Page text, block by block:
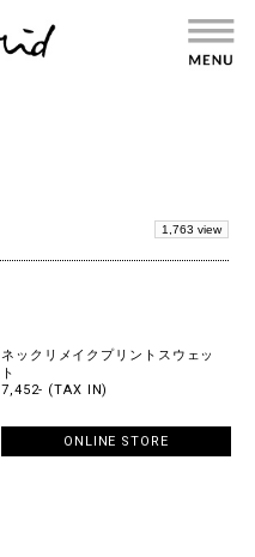
1,763 view
ネックリメイクプリントスウェッ
ト
7,452- (TAX IN)
ONLINE STORE